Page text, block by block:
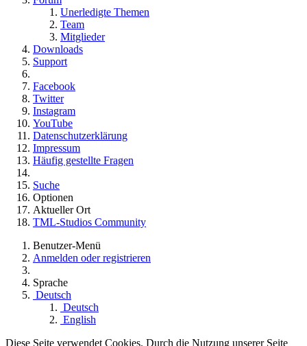
Unerledigte Themen
Team
Mitglieder
Downloads
Support
Facebook
Twitter
Instagram
YouTube
Datenschutzerklärung
Impressum
Häufig gestellte Fragen
Suche
Optionen
Aktueller Ort
TML-Studios Community
Benutzer-Menü
Anmelden oder registrieren
Sprache
Deutsch
Deutsch
English
Diese Seite verwendet Cookies. Durch die Nutzung unserer Seite